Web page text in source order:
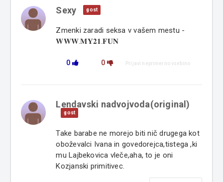
Sexy gost
Zmenki zaradi seksa v vašem mestu -
𝐖𝐖𝐖.𝐌𝐘𝟐𝟏.𝐅𝐔𝐍
0 0 Prijavi neprimerno vsebino
Lendavski nadvojvoda(original)
gost
Take barabe ne morejo biti nič drugega kot
oboževalci Ivana in govedorejca,tistega ,ki
mu Lajbekovica vleče,aha, to je oni
Kozjanski primitivec.